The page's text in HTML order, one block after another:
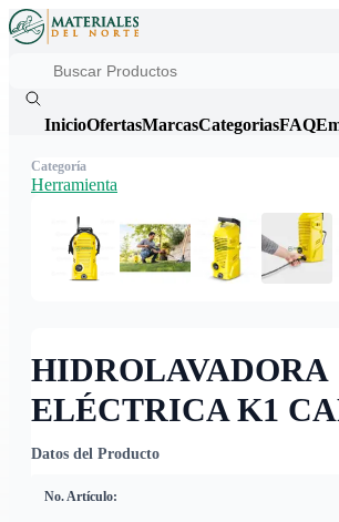
InicioOfertasMarcasCategoriasFAQ
HIDROLAVADORA
ELÉCTRICA K1
Datos del Producto
No. Artículo:
Categoría
Herramienta